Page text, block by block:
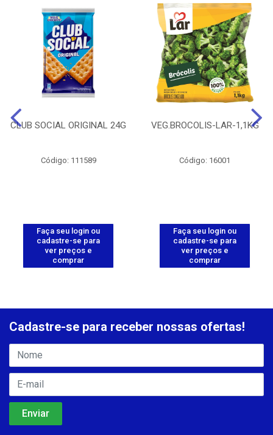
CLUB SOCIAL ORIGINAL 24G
Código: 111589
Faça seu login ou
cadastre-se para
ver preços e
comprar
VEG.BROCOLIS-LAR-1,1KG
Código: 16001
Faça seu login ou
cadastre-se para
ver preços e
comprar
Cadastre-se para receber nossas ofertas!